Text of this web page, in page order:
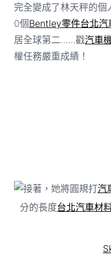
完全變成了林天秤的個
0個Bentley零件台北汽
居全球第二……戳汽車
權任務嚴重成績！
接著，她將圓規打汽
分的長度台北汽車材